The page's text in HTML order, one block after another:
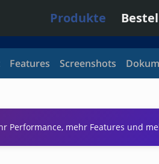
Produkte
Features Screenshots
Performance, mehr Features und